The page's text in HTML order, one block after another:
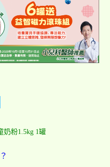
奶粉1.5kg 1罐